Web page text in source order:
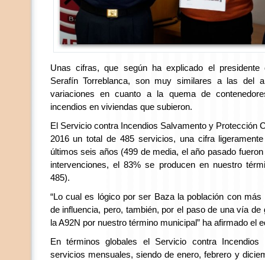
Unas cifras, que según ha explicado el presidente
Serafín Torreblanca, son muy similares a las del
variaciones en cuanto a la quema de
incendios en viviendas que subieron.
El Servicio contra Incendios Salvamento y Protección
2016 un total de 485 servicios, una cifra
últimos seis años (499 de media, el año pasado
intervenciones, el 83% se producen en nuestro
485).
“Lo cual es lógico por ser Baza la población con más
de influencia, pero, también, por el paso de una vía
la A92N por nuestro término municipal” ha afirmado el
En términos globales el Servicio contra
servicios mensuales, siendo de enero, febrero y